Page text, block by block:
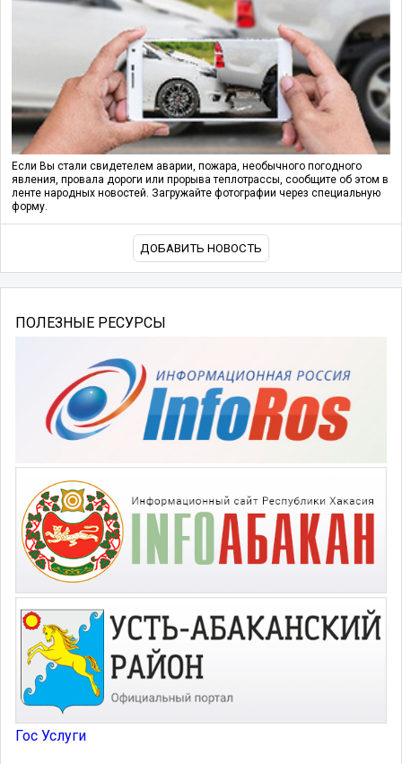
Если Вы стали свидетелем аварии, пожара, необычного погодного
явления, провала дороги или прорыва теплотрассы, сообщите об этом в
ленте народных новостей. Загружайте фотографии через специальную
форму.
ДОБАВИТЬ НОВОСТЬ
ПОЛЕЗНЫЕ РЕСУРСЫ
Гос Услуги